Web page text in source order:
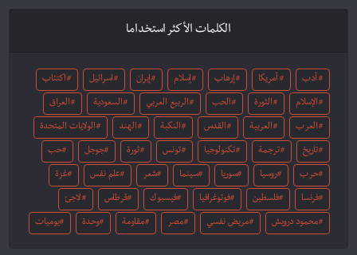
الكلمات الأكثر استخداما
أدب أمريكا إرهاب إسلام إيران اسرائيل اكتئاب
الإسلام الثورة الحب الربيع العربي السعودية العراق
العرب العربية القدس النكبة الهند الولايات المتحدة
تاريخ ترجمة تكنولوجيا تونس ثورة جوجل حب
حرب روسيا سوريا سينما شعر علم نفس غزة
فرنسا فلسطين فوتوغرافيا فيسبوك قرطاس لاجئ
محمود درويش مريض نفسي مصر مقاومة وحدة يوميات